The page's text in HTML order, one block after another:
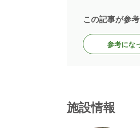
この記事が参
参考にな
施設情報